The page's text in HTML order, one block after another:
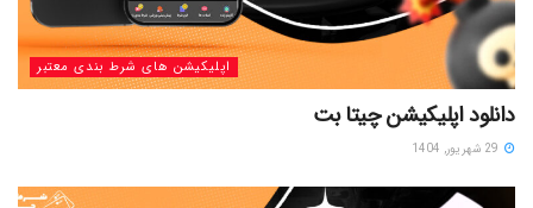
اپلیکیشن های شرط بندی معتبر
دانلود اپلیکیشن چیتا بت